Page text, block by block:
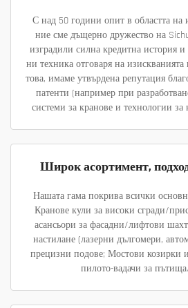
С над 50 години опит в областта на
ние сме дъщерно дружество на
изградили силна кредитна история
ни техника отговаря на изискванията
това, имаме утвърдена репутация
патенти (например при
системи за кранове и технологии за
Широк асортимент,
Нашата гама покрива всички
Кранове кули за високи сгради/
асансьори за фасадни/лифтови
настилане (лазерни дългомери,
прецизни подове; Мостови козирки
пилото-вадачи за